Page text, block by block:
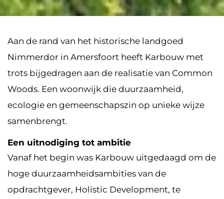
Aan de rand van het historische landgoed
Nimmerdor in Amersfoort heeft Karbouw met
trots bijgedragen aan de realisatie van Common
Woods. Een woonwijk die duurzaamheid,
ecologie en gemeenschapszin op unieke wijze
samenbrengt.
Een uitnodiging tot ambitie
Vanaf het begin was Karbouw uitgedaagd om de
hoge duurzaamheidsambities van de
opdrachtgever, Holistic Development, te